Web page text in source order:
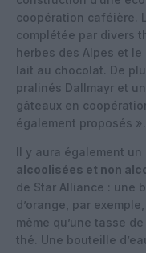
coopération caféière.
complétée par divers
herbes des Alpes et
lait au chocolat. De
pralinés Dallmayr et
gâteaux en
également proposés ».
Il y aura également un
alcoolisées et non
de Star Alliance : une
d’orange, par
même qu’une tasse
thé. Une bouteille